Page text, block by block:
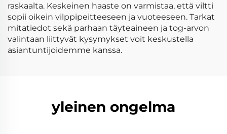
raskaalta. Keskeinen haaste on varmistaa, että viltti
sopii oikein vilppipeitteeseen ja vuoteeseen. Tarkat
mitatiedot sekä parhaan täyteaineen ja tog-arvon
valintaan liittyvät kysymykset voit keskustella
asiantuntijoidemme kanssa.
yleinen ongelma